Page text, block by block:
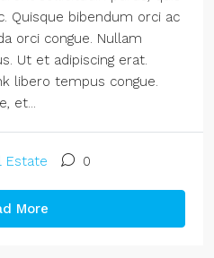
Quisque bibendum orci ac
orci congue. Nullam
Ut et adipiscing erat.
libero tempus congue.
et...
Estate 0
More